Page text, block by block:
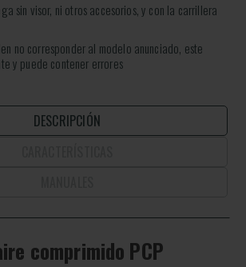
sin visor, ni otros accesorios, y con la carrillera
no corresponder al modelo anunciado, este
y puede contener errores
DESCRIPCIÓN
comprimido PCP